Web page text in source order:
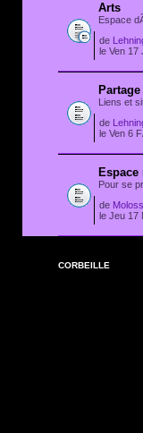
Arts
Espace
de
le Ven 17
Partage
Liens et
de
le Ven 6
Pour se
de
le Jeu 17
CORBEILLE